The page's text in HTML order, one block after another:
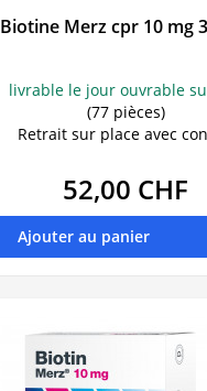
Biotine Merz cpr 10 mg
livrable le jour ouvrable
(77 pièces)
Retrait sur place avec
52,00 CHF
Ajouter au panier